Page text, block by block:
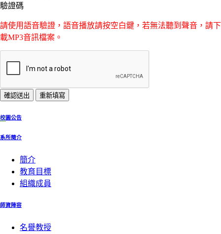
驗證碼
請使用語音驗證，語音播放請按空白鍵，若無法聽到聲音，請下
載MP3音訊檔案。
:::
校園公告
系所簡介
簡介
教育目標
組織成員
師資陣容
名譽教授